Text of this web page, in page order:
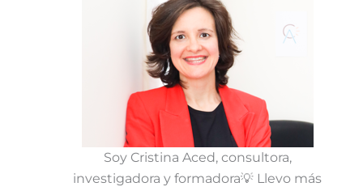
Soy Cristina Aced, consultora,
investigadora y formadora💡 Llevo más